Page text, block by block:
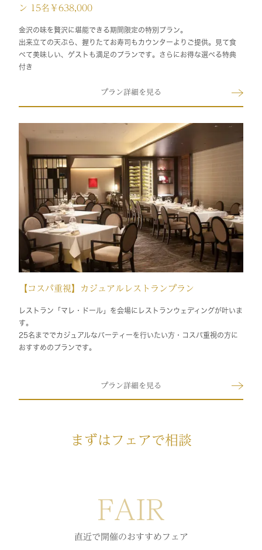
ン 15名￥638,000
金沢の味を贅沢に堪能できる期間限定の特別プラン。
出来立ての天ぷら、握りたてお寿司もカウンターよりご提供。見て食
べて美味しい、ゲストも満足のプランです。さらにお得な選べる特典
付き
プラン詳細を見る
【コスパ重視】カジュアルレストランプラン
レストラン「マレ・ドール」を会場にレストランウェディングが叶いま
す。
25名まででカジュアルなパーティーを行いたい方・コスパ重視の方に
おすすめのプランです。
プラン詳細を見る
まずはフェアで相談
FAIR
直近で開催のおすすめフェア